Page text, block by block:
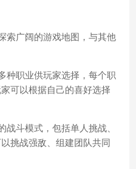
索广阔的游戏地图，与其他
种职业供玩家选择，每个职
可以根据自己的喜好选择
战斗模式，包括单人挑战、
挑战强敌、组建团队共同